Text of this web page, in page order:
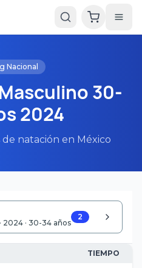
Nacional
30-
2024
natación en México
2024 · 30-34 años
2
TIEMPO